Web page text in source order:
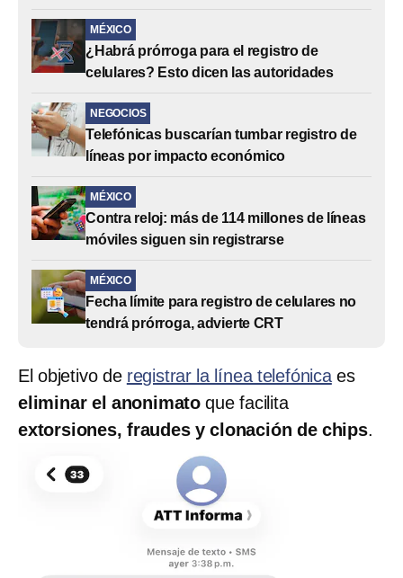
MÉXICO
¿Habrá prórroga para el registro de
celulares? Esto dicen las autoridades
NEGOCIOS
Telefónicas buscarían tumbar registro de
líneas por impacto económico
MÉXICO
Contra reloj: más de 114 millones de líneas
móviles siguen sin registrarse
MÉXICO
Fecha límite para registro de celulares no
tendrá prórroga, advierte CRT
El objetivo de registrar la línea telefónicaes
eliminar el anonimatoque facilita
extorsiones, fraudes y clonación de chips.